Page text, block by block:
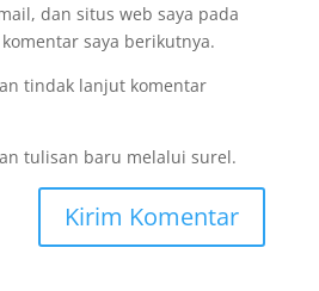
dan situs web saya pada
saya berikutnya.
tindak lanjut komentar
tulisan baru melalui surel.